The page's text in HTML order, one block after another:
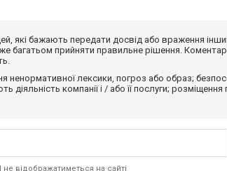
які бажають передати досвід або враження
багатьом прийняти правильне рішення.
ненормативної лексики, погроз або образ;
діяльність компанії і / або її послуги;
не відображатиметься на сайті